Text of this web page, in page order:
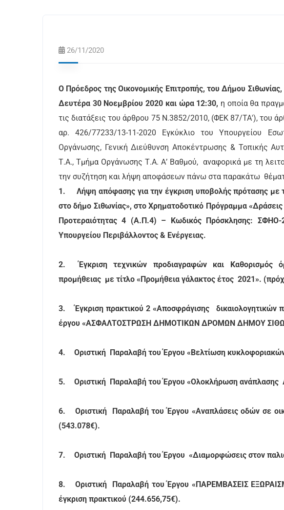
26/11/2020
Ο Πρόεδρος της Οικονομικής Επιτροπής, του Δήμου Σιθωνίας,
Δευτέρα 30 Νοεμβρίου 2020 και ώρα 12:30, η οποία θα
τις διατάξεις του άρθρου 75 Ν.3852/2010, (ΦΕΚ 87/ΤΑ'), του
αρ. 426/77233/13-11-2020 Εγκύκλιο του Υπουργείου
Οργάνωσης, Γενική Διεύθυνση Αποκέντρωσης & Τοπικής
Τ.Α., Τμήμα Οργάνωσης Τ.Α. Α’ Βαθμού, αναφορικά με τη
την συζήτηση και λήψη αποφάσεων πάνω στα παρακάτω
1.
Λήψη απόφασης για την έγκριση υποβολής πρότασης με
στο δήμο Σιθωνίας», στο Χρηματοδοτικό Πρόγραμμα
Προτεραιότητας 4 (Α.Π.4) – Κωδικός Πρόσκλησης:
Υπουργείου Περιβάλλοντος & Ενέργειας.
2.
Έγκριση τεχνικών προδιαγραφών και
προμήθειας με τίτλο «Προμήθεια γάλακτος έτος 2021».
3.
Έγκριση πρακτικού 2 «Αποσφράγισης δικαιολογητικών
έργου «ΑΣΦΑΛΤΟΣΤΡΩΣΗ ΔΗΜΟΤΙΚΩΝ ΔΡΟΜΩΝ ΔΗΜΟΥ
4. Οριστική Παραλαβή του Έργου «Βελτίωση
5. Οριστική Παραλαβή του Έργου «Ολοκλήρωση ανάπλασης
6.
Οριστική Παραλαβή του Έργου «Αναπλάσεις οδών σε
(543.078€).
7. Οριστική Παραλαβή του Έργου «Διαμορφώσεις στον
8.
Οριστική Παραλαβή του Έργου «ΠΑΡΕΜΒΑΣΕΙΣ
έγκριση πρακτικού (244.656,75€).